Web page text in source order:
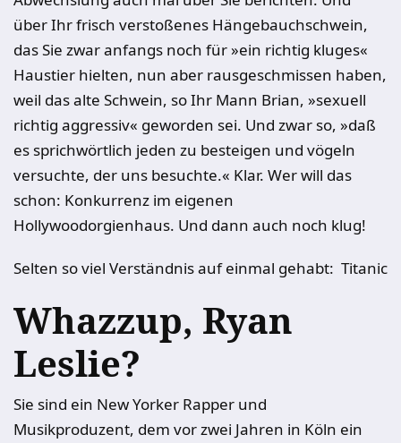
über Ihr frisch verstoßenes Hängebauchschwein,
das Sie zwar anfangs noch für »ein richtig kluges«
Haustier hielten, nun aber rausgeschmissen haben,
weil das alte Schwein, so Ihr Mann Brian, »sexuell
richtig aggressiv« geworden sei. Und zwar so, »daß
es sprichwörtlich jeden zu besteigen und vögeln
versuchte, der uns besuchte.« Klar. Wer will das
schon: Konkurrenz im eigenen
Hollywoodorgienhaus. Und dann auch noch klug!
Selten so viel Verständnis auf einmal gehabt: Titanic
Whazzup, Ryan
Leslie?
Sie sind ein New Yorker Rapper und
Musikproduzent, dem vor zwei Jahren in Köln ein